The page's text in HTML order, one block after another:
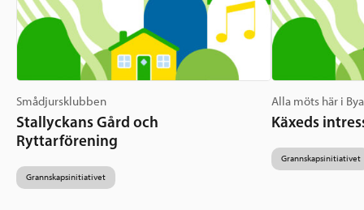
Smådjursklubben
Stallyckans Gård och
Ryttarförening
Grannskapsinitiativet
Alla möts här i
Käxeds
Grannskapsinitiativet